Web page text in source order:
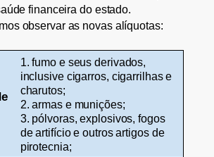
financeira do estado.
observar as novas alíquotas:
1. fumo e seus derivados,
inclusive cigarros, cigarrilhas e
charutos;
2. armas e munições;
3. pólvoras, explosivos, fogos
de artifício e outros artigos de
pirotecnia;